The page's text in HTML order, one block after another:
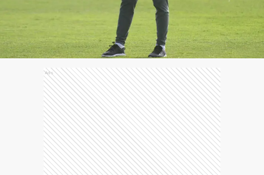
Ads